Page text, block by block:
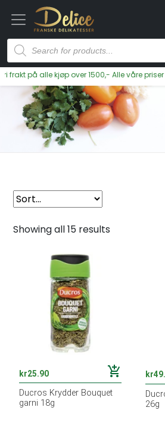
alle kjøp over 1500,- Alle våre priser
Showing all 15 results
kr25.90 add_shopping_cart
Ducros Krydder Bouquet
garni 18g
kr
26g